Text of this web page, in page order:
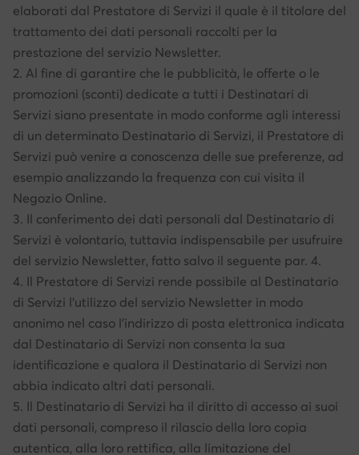
elaborati dal Prestatore di Servizi il quale è il titolare del
trattamento dei dati personali raccolti per la
prestazione del servizio Newsletter.
2. Al fine di garantire che le pubblicità, le offerte o le
promozioni (sconti) dedicate a tutti i Destinatari di
Servizi siano presentate in modo conforme agli interessi
di un determinato Destinatario di Servizi, il Prestatore di
Servizi può venire a conoscenza delle sue preferenze, ad
esempio analizzando la frequenza con cui visita il
Negozio Online.
3. Il conferimento dei dati personali dal Destinatario di
Servizi è volontario, tuttavia indispensabile per usufruire
del servizio Newsletter, fatto salvo il seguente par. 4.
4. Il Prestatore di Servizi rende possibile al Destinatario
di Servizi l’utilizzo del servizio Newsletter in modo
anonimo nel caso l’indirizzo di posta elettronica indicata
dal Destinatario di Servizi non consenta la sua
identificazione e qualora il Destinatario di Servizi non
abbia indicato altri dati personali.
5. Il Destinatario di Servizi ha il diritto di accesso ai suoi
dati personali, compreso il rilascio della loro copia
autentica, alla loro rettifica, alla limitazione del